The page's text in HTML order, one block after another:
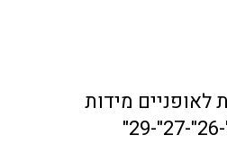
לאופניים מידות